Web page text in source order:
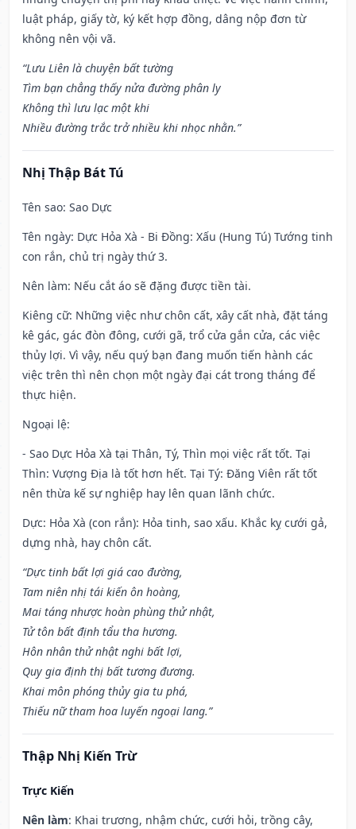
luật pháp, giấy tờ, ký kết hợp đồng, dâng nộp đơn từ
không nên vội vã.
“Lưu Liên là chuyện bất tường
Tìm bạn chẳng thấy nửa đường phân ly
Không thì lưu lạc một khi
Nhiều đường trắc trở nhiều khi nhọc nhằn.”
Nhị Thập Bát Tú
Tên sao: Sao Dực
Tên ngày: Dực Hỏa Xà - Bi Đồng: Xấu (Hung Tú) Tướng tinh
con rắn, chủ trị ngày thứ 3.
Nên làm: Nếu cắt áo sẽ đặng được tiền tài.
Kiêng cữ: Những việc như chôn cất, xây cất nhà, đặt táng
kê gác, gác đòn đông, cưới gã, trổ cửa gắn cửa, các việc
thủy lợi. Vì vậy, nếu quý bạn đang muốn tiến hành các
việc trên thì nên chọn một ngày đại cát trong tháng để
thực hiện.
Ngoại lệ:
- Sao Dực Hỏa Xà tại Thân, Tý, Thìn mọi việc rất tốt. Tại
Thìn: Vượng Địa là tốt hơn hết. Tại Tý: Đăng Viên rất tốt
nên thừa kế sự nghiệp hay lên quan lãnh chức.
Dực: Hỏa Xà (con rắn): Hỏa tinh, sao xấu. Khắc kỵ cưới gả,
dựng nhà, hay chôn cất.
“Dực tinh bất lợi giá cao đường,
Tam niên nhị tái kiến ôn hoàng,
Mai táng nhược hoàn phùng thử nhật,
Tử tôn bất định tẩu tha hương.
Hôn nhân thử nhật nghi bất lợi,
Quy gia định thị bất tương đương.
Khai môn phóng thủy gia tu phá,
Thiếu nữ tham hoa luyến ngoại lang.”
Thập Nhị Kiến Trừ
Trực Kiến
Nên làm: Khai trương, nhậm chức, cưới hỏi, trồng cây,